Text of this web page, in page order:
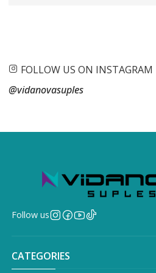
FOLLOW US ON INSTAGRAM
@vidanovasuples
Follow us
CATEGORIES